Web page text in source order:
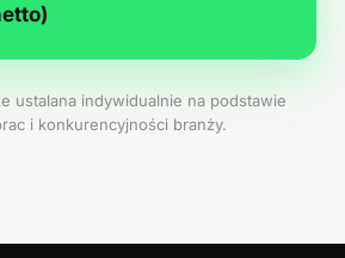
ustalana indywidualnie na podstawie
i konkurencyjności branży.